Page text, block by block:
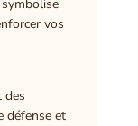
vos
des
défense et